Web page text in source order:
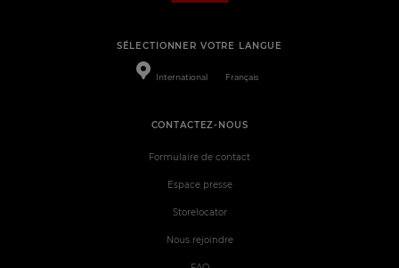
SÉLECTIONNER VOTRE LANGUE
International Français
CONTACTEZ-NOUS
Formulaire de contact
Espace presse
Storelocator
Nous rejoindre